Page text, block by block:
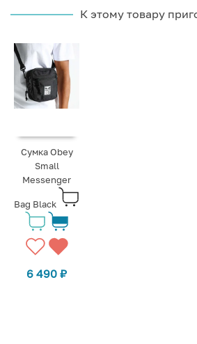
К этому товару
Сумка Obey
Small
Messenger
Bag Black
6 490₽